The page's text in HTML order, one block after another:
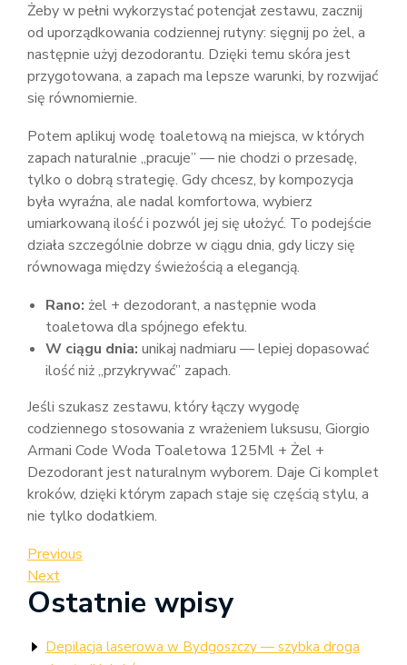
Żeby w pełni wykorzystać potencjał zestawu, zacznij
od uporządkowania codziennej rutyny: sięgnij po żel, a
następnie użyj dezodorantu. Dzięki temu skóra jest
przygotowana, a zapach ma lepsze warunki, by rozwijać
się równomiernie.
Potem aplikuj wodę toaletową na miejsca, w których
zapach naturalnie „pracuje” — nie chodzi o przesadę,
tylko o dobrą strategię. Gdy chcesz, by kompozycja
była wyraźna, ale nadal komfortowa, wybierz
umiarkowaną ilość i pozwól jej się ułożyć. To podejście
działa szczególnie dobrze w ciągu dnia, gdy liczy się
równowaga między świeżością a elegancją.
Rano: żel + dezodorant, a następnie woda
toaletowa dla spójnego efektu.
W ciągu dnia: unikaj nadmiaru — lepiej dopasować
ilość niż „przykrywać” zapach.
Jeśli szukasz zestawu, który łączy wygodę
codziennego stosowania z wrażeniem luksusu, Giorgio
Armani Code Woda Toaletowa 125Ml + Żel +
Dezodorant jest naturalnym wyborem. Daje Ci komplet
kroków, dzięki którym zapach staje się częścią stylu, a
nie tylko dodatkiem.
Nawigacja
wpisu
Previous
Post
Previous
Next
Post
Next
Ostatnie wpisy
Depilacja laserowa w Bydgoszczy — szybka droga